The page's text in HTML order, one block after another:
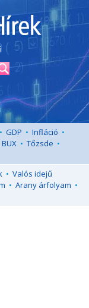
• GDP • Infláció •
BUX • Tőzsde •
• Valós idejű
• Arany árfolyam •